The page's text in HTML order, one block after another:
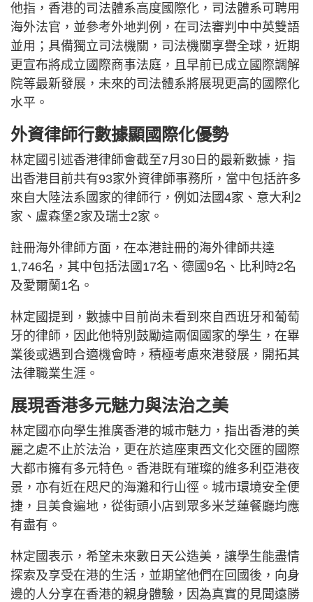
他指，香港的司法體系高度國際化，司法體系可聘用
海外法官，並參考外地判例，在司法審判中中英雙語
並用；具備獨立司法機關，司法機關享譽全球，近期
更宣布將成立國際商事法庭，且早前已成立國際調解
院等最新發展，未來的司法體系將展現更高的國際化
水平。
外資律師行數據顯國際化優勢
林定國引述香港律師會截至7月30日的最新數據，指
出香港目前共有93家外資律師事務所，當中包括許多
來自大陸法系國家的律師行，例如法國4家、意大利2
家、盧森堡2家及瑞士2家。
註冊海外律師方面，在本港註冊的海外律師共達
1,746名，其中包括法國17名、德國9名、比利時2名
及愛爾蘭1名。
林定國提到，數據中目前尚未看到來自西班牙和葡萄
牙的律師，因此他特別鼓勵這兩個國家的學生，在畢
業後或遇到合適機會時，積極考慮來港發展，開拓其
法律職業生涯。
展現香港多元魅力與法治之美
林定國亦向學生推廣香港的城市魅力，指出香港的美
麗之處不止於法治，更在於這座東西文化交匯的國際
大都市擁有多元特色。香港既有璀璨的維多利亞港夜
景，亦有近在咫尺的海灘和行山徑。城市環境安全便
捷，且美食遍地，從街頭小店到眾多米芝蓮餐廳均應
有盡有。
林定國表示，希望未來數日天公造美，讓學生能盡情
探索及享受在港的生活，並期望他們在回國後，向身
邊的人分享在香港的親身體驗，因為真實的見聞遠勝